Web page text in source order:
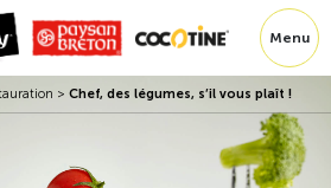
Menu
> Chef, des légumes, s’il vous plaît !